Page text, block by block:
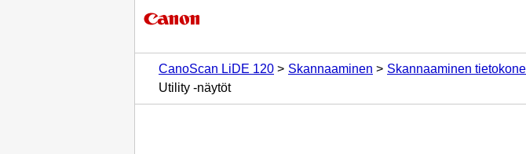
CanoScan LiDE 120
Skannaaminen Skannaaminen
Utility -näytöt